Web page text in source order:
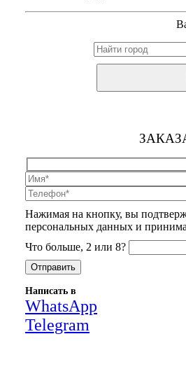
Нажимая на кнопку, вы
персональных данных и
Что больше, 2 или 8?
Написать в
WhatsApp
Telegram